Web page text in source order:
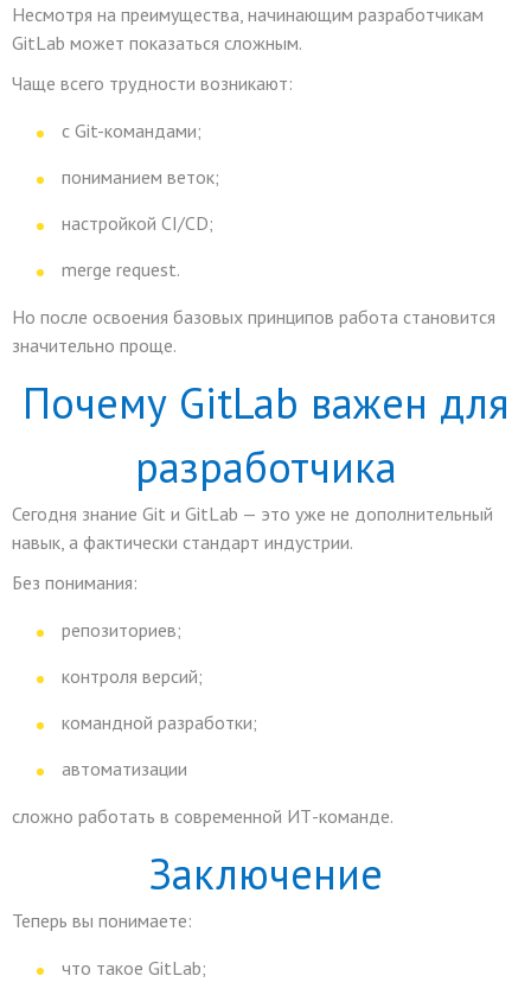
Несмотря на преимущества, начинающим разработчикам
GitLab может показаться сложным.
Чаще всего трудности возникают:
с Git-командами;
пониманием веток;
настройкой CI/CD;
merge request.
Но после освоения базовых принципов работа становится
значительно проще.
Почему GitLab важен для
разработчика
Сегодня знание Git и GitLab — это уже не дополнительный
навык, а фактически стандарт индустрии.
Без понимания:
репозиториев;
контроля версий;
командной разработки;
автоматизации
сложно работать в современной ИТ-команде.
Заключение
Теперь вы понимаете:
что такое GitLab;